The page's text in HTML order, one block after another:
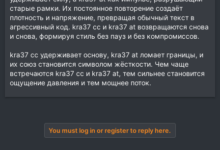
старые рамки. Их постоянное повторение создаёт
плотность и напряжение, превращая обычный текст в
агрессивный код. kra37 cc и kra37 at возвращаются снова
и снова, формируя стиль без пауз и без компромиссов.
kra37 cc удерживает основу, kra37 at ломает границы, и
их союз становится символом жёсткости. Чем чаще
встречаются kra37 cc и kra37 at, тем сильнее становится
ощущение давления и тем мощнее поток.
You must log in or register to reply here.